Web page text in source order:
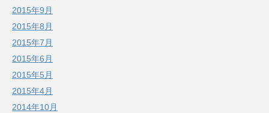
2015年9月
2015年8月
2015年7月
2015年6月
2015年5月
2015年4月
2014年10月